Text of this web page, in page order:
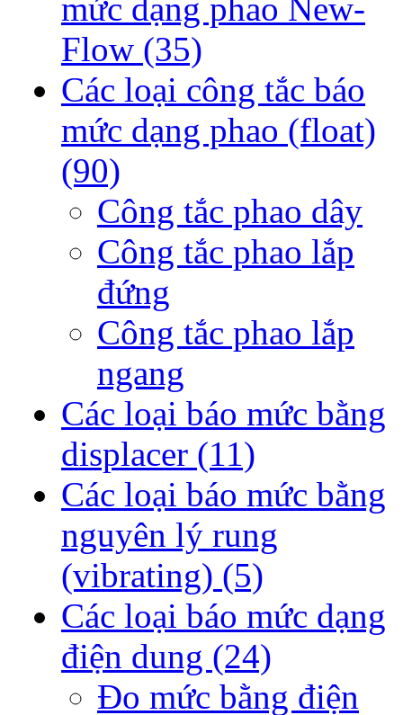
mức dạng phao New-
Flow (35)
Các loại công tắc báo
mức dạng phao (float)
(90)
Công tắc phao dây
Công tắc phao lắp
đứng
Công tắc phao lắp
ngang
Các loại báo mức bằng
displacer (11)
Các loại báo mức bằng
nguyên lý rung
(vibrating) (5)
Các loại báo mức dạng
điện dung (24)
Đo mức bằng điện